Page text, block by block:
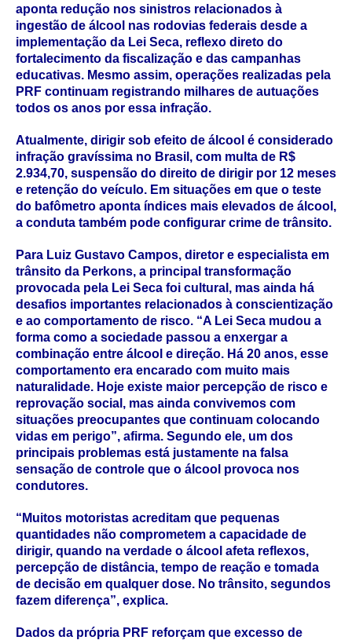
aponta redução nos sinistros relacionados à
ingestão de álcool nas rodovias federais desde a
implementação da Lei Seca, reflexo direto do
fortalecimento da fiscalização e das campanhas
educativas. Mesmo assim, operações realizadas pela
PRF continuam registrando milhares de autuações
todos os anos por essa infração.
Atualmente, dirigir sob efeito de álcool é considerado
infração gravíssima no Brasil, com multa de R$
2.934,70, suspensão do direito de dirigir por 12 meses
e retenção do veículo. Em situações em que o teste
do bafômetro aponta índices mais elevados de álcool,
a conduta também pode configurar crime de trânsito.
Para Luiz Gustavo Campos, diretor e especialista em
trânsito da Perkons, a principal transformação
provocada pela Lei Seca foi cultural, mas ainda há
desafios importantes relacionados à conscientização
e ao comportamento de risco. “A Lei Seca mudou a
forma como a sociedade passou a enxergar a
combinação entre álcool e direção. Há 20 anos, esse
comportamento era encarado com muito mais
naturalidade. Hoje existe maior percepção de risco e
reprovação social, mas ainda convivemos com
situações preocupantes que continuam colocando
vidas em perigo”, afirma. Segundo ele, um dos
principais problemas está justamente na falsa
sensação de controle que o álcool provoca nos
condutores.
“Muitos motoristas acreditam que pequenas
quantidades não comprometem a capacidade de
dirigir, quando na verdade o álcool afeta reflexos,
percepção de distância, tempo de reação e tomada
de decisão em qualquer dose. No trânsito, segundos
fazem diferença”, explica.
Dados da própria PRF reforçam que excesso de